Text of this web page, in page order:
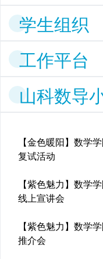
学生组织
工作平台
山科数导
【金色暖阳】数学
复试活动
【紫色魅力】数学
线上宣讲会
【紫色魅力】数学
推介会